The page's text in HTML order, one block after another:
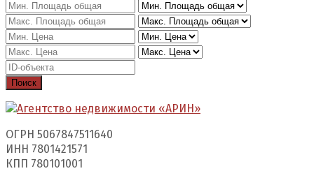
Поиск
ОГРН 5067847511640
ИНН 7801421571
КПП 780101001